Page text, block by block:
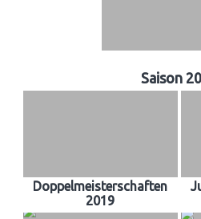
Saison
Doppelmeisterschaften
2019